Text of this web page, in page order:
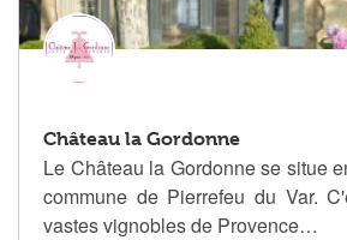
Château la Gordonne
Le Château la Gordonne se situe
commune de Pierrefeu du Var.
vastes vignobles de Provence…